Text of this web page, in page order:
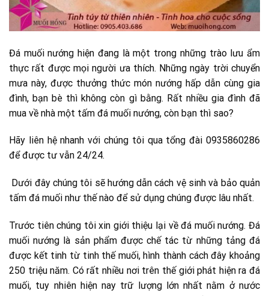
Đá muối nướng hiện đang là một trong những trào lưu ẩm
thực rất được mọi người ưa thích. Những ngày trời chuyển
mưa này, được thưởng thức món nướng hấp dẫn cùng gia
đình, bạn bè thì không còn gì bằng. Rất nhiều gia đình đã
mua về nhà một tấm đá muối nướng, còn bạn thì sao?
Hãy liên hệ nhanh với chúng tôi qua tổng đài 0935860286
để được tư vẫn 24/24.
Dưới đây chúng tôi sẽ hướng dẫn cách vệ sinh và bảo quản
tấm đá muối như thế nào để sử dụng chúng được lâu nhất.
Trước tiên chúng tôi xin giới thiệu lại về đá muối nướng. Đá
muối nướng là sản phẩm được chế tác từ những tảng đá
được kết tinh từ tinh thế muối, hình thành cách đây khoảng
250 triệu năm. Có rất nhiều nơi trên thế giới phát hiện ra đá
muối, tuy nhiên hiện nay trữ lượng lớn nhất nằm ở nước